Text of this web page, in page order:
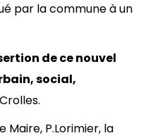
par la commune à un
de ce nouvel
social,
Maire, P.Lorimier, la